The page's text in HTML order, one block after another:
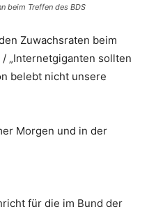
beim Treffen des BDS
Zuwachsraten beim
„Internetgiganten sollten
belebt nicht unsere
Morgen und in der
für die im Bund der